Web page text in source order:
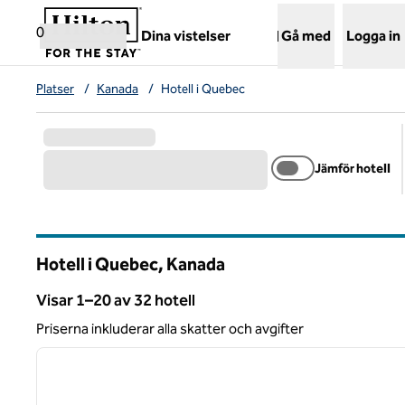
Gå vidare till innehållet
0
Dina vistelser
,öppnar ny flik
Gå med Logga in
Platser / Kanada / Hotell i Quebec
Jämför hotell
Hotell i Quebec, Kanada
Visar 1–20 av 32 hotell
Visar 32 hotell
Priserna inkluderar alla skatter och avgifter
1 av 12